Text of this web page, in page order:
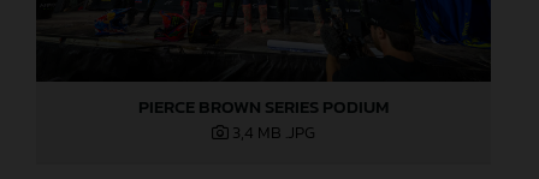
PIERCE BROWN SERIES PODIUM
3,4 MB .JPG